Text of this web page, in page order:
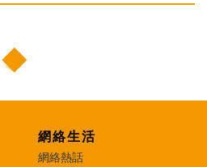
網絡生活
網絡熱話